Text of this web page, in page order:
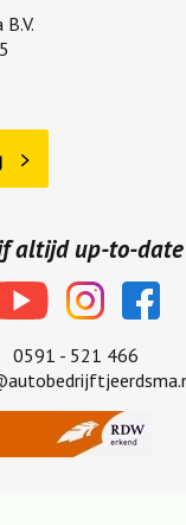
altijd up-to-date
0591 - 521 466